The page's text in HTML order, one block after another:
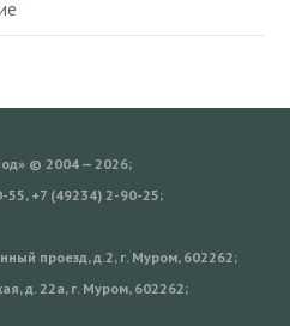
© 2004 — 2026;
+7 (49234) 2-90-25;
проезд, д.2, г. Муром, 602262;
д. 22а, г. Муром, 602262;